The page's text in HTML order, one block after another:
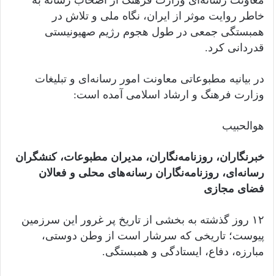
خاطر روایت موثر از ایران، نگاه ملی و تلاش در
همبستگی جمعی در طول هجوم رژیم صهیونیستی
قدردانی کرد.
در بیانیه مطبوعاتی معاونت امور رسانه‌ای و تبلیغات
وزارت فرهنگ و ارشاد اسلامی آمده است:
هوالحبیب
خبرنگاران، روزنامه‌نگاران، مدیران مطبوعات، کنشگران
رسانه‌ای، روزنامه‌نگاران رسانه‌های محلی و فعالان
فضای مجازی
۱۲ روز گذشته به بخشی از تاریخ پر غرور این سرزمین
پیوست؛ تاریخی که سرشار است از وطن دوستی،
مبارزه، دفاع، ایستادگی و همبستگی.